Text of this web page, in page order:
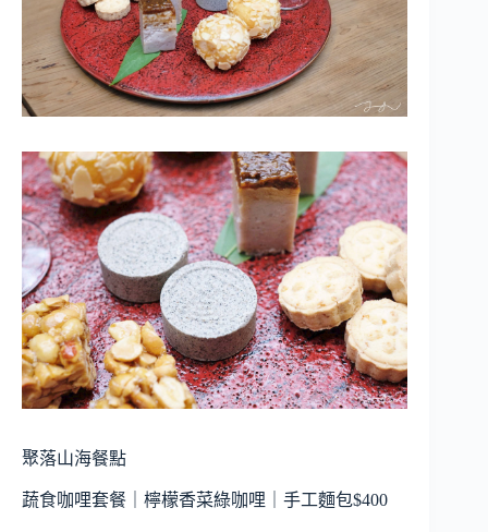
聚落山海餐點
蔬食咖哩套餐｜檸檬香菜綠咖哩｜手工麵包$400